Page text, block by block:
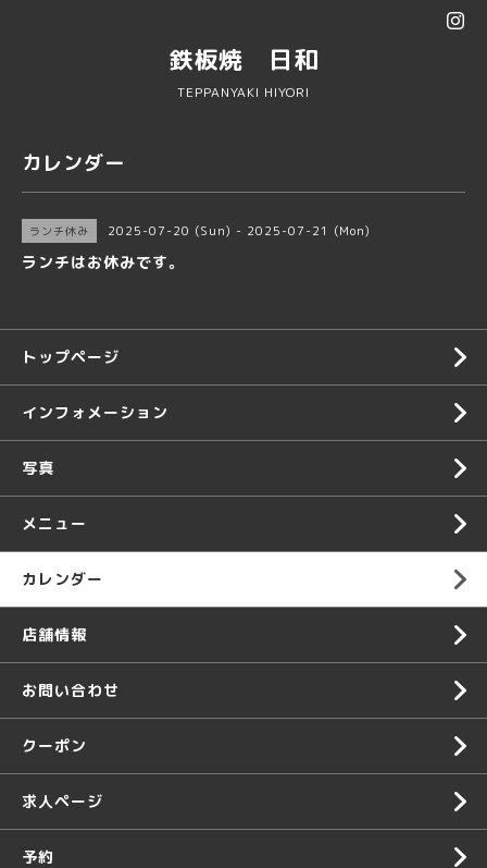
鉄板焼 日和
TEPPANYAKI HIYORI
カレンダー
ランチ休み 2025-07-20 (Sun) - 2025-07-21 (Mon)
ランチはお休みです。
トップページ
インフォメーション
写真
メニュー
カレンダー
店舗情報
お問い合わせ
クーポン
求人ページ
予約